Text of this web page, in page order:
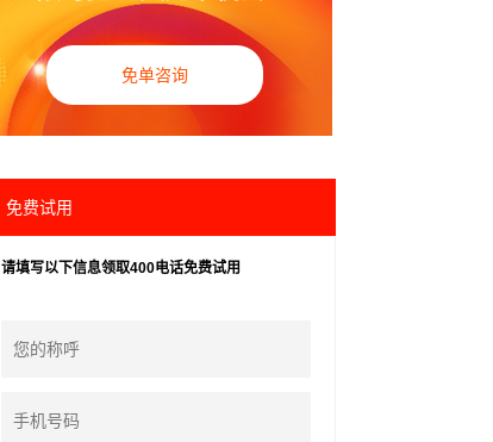
免单咨询
免费试用
请填写以下信息领取400电话免费试用